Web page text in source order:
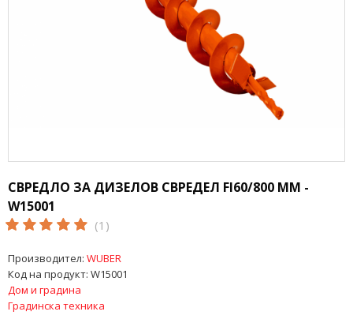
СВРЕДЛО ЗА ДИЗЕЛОВ СВРЕДЕЛ FI60/800 ММ -
W15001
(1)
Производител: WUBER
Код на продукт: W15001
Дом и градина
Градинска техника